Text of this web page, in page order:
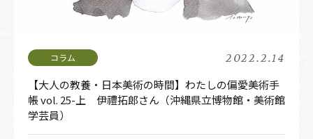
2022.2.14
【大人の教養・日本美術の時間】わたしの偏愛美術手
帳 vol. 25-上 伊禮拓郎さん（沖縄県立博物館・美術館
学芸員）